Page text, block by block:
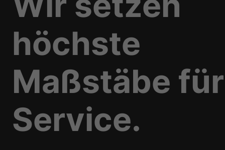
höchste
Maßstäbe für
Service.